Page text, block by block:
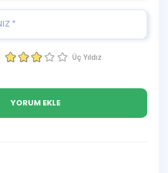
Üç Yıldız